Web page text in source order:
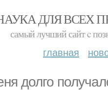
ДЛЯ ВСЕХ
самый лучший сайт c
главная
долго